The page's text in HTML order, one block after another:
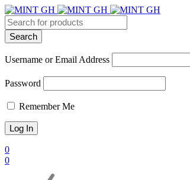
Username or Email Address
Password
Remember Me
0
0